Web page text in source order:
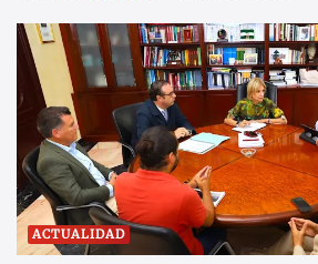
ACTUALIDAD